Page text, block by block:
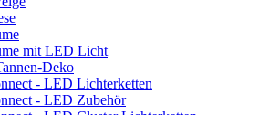
mit LED Licht
Deko
- LED Lichterketten
- LED Zubehör